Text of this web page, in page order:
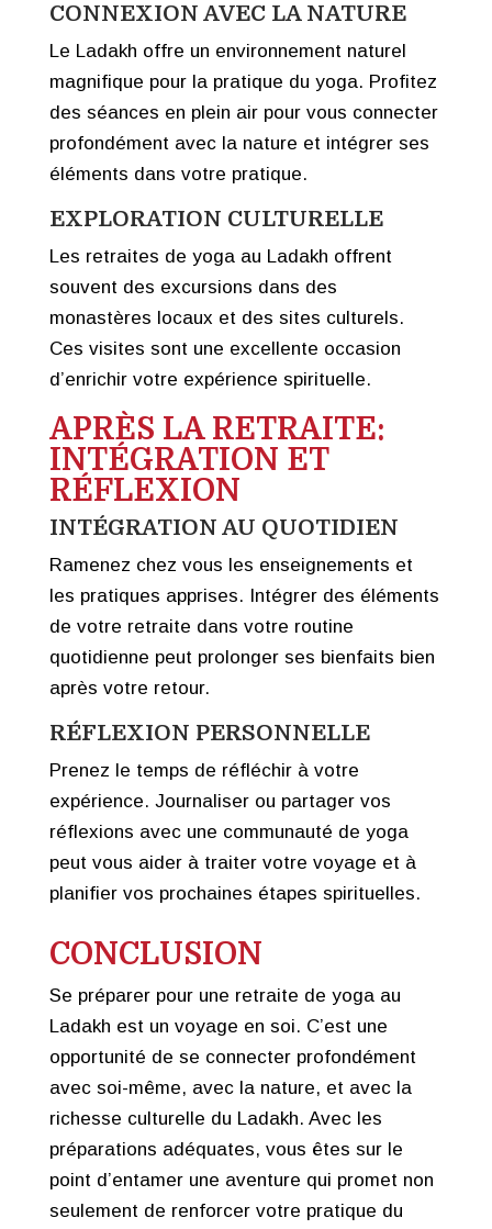
CONNEXION AVEC LA NATURE
Le Ladakh offre un environnement naturel
magnifique pour la pratique du yoga. Profitez
des séances en plein air pour vous connecter
profondément avec la nature et intégrer ses
éléments dans votre pratique.
EXPLORATION CULTURELLE
Les retraites de yoga au Ladakh offrent
souvent des excursions dans des
monastères locaux et des sites culturels.
Ces visites sont une excellente occasion
d’enrichir votre expérience spirituelle.
APRÈS LA RETRAITE:
INTÉGRATION ET
RÉFLEXION
INTÉGRATION AU QUOTIDIEN
Ramenez chez vous les enseignements et
les pratiques apprises. Intégrer des éléments
de votre retraite dans votre routine
quotidienne peut prolonger ses bienfaits bien
après votre retour.
RÉFLEXION PERSONNELLE
Prenez le temps de réfléchir à votre
expérience. Journaliser ou partager vos
réflexions avec une communauté de yoga
peut vous aider à traiter votre voyage et à
planifier vos prochaines étapes spirituelles.
CONCLUSION
Se préparer pour une retraite de yoga au
Ladakh est un voyage en soi. C’est une
opportunité de se connecter profondément
avec soi-même, avec la nature, et avec la
richesse culturelle du Ladakh. Avec les
préparations adéquates, vous êtes sur le
point d’entamer une aventure qui promet non
seulement de renforcer votre pratique du